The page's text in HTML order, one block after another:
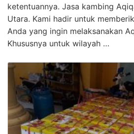
ketentuannya. Jasa kambing
Utara. Kami hadir untuk
Anda yang ingin melaksanakan
Khususnya untuk wilayah …